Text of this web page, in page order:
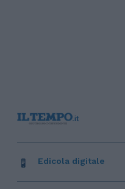
Edicola digitale